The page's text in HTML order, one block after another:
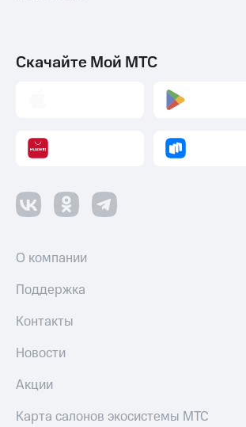
Скачайте Мой МТС
О компании
Поддержка
Контакты
Новости
Акции
Карта салонов экосистемы МТС